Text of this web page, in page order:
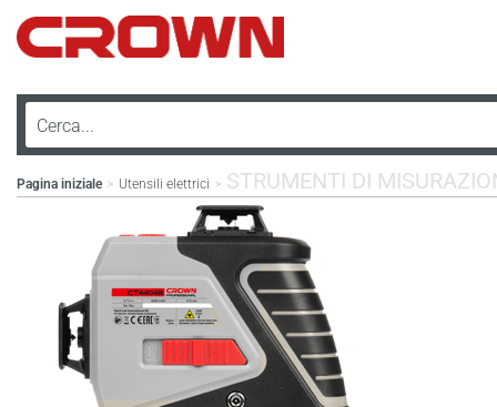
Pagina iniziale > Utensili elettrici > STRUMENTI DI